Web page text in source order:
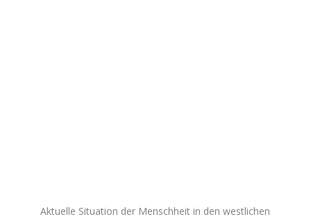
Aktuelle Situation der Menschheit in den westlichen